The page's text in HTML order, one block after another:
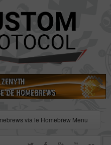
via le Homebrew Menu